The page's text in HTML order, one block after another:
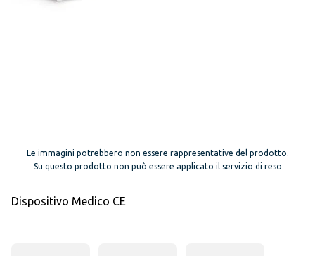
Le immagini potrebbero non essere rappresentative del prodotto.
Su questo prodotto non può essere applicato il servizio di reso
Dispositivo Medico CE